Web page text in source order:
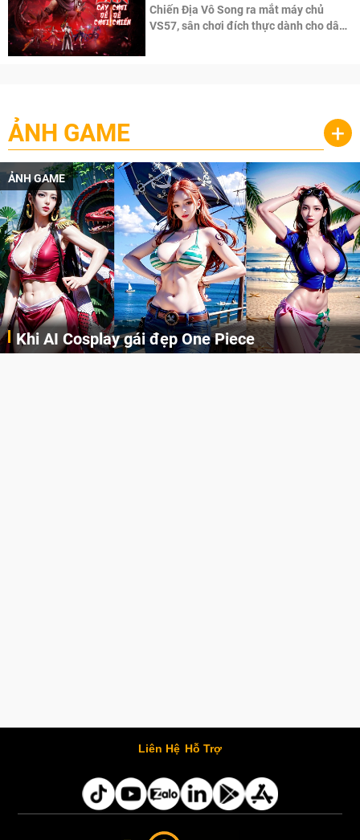
Chiến Địa Vô Song ra mắt máy chủ
VS57, sân chơi đích thực dành cho dân
ẢNH GAME +
ẢNH GAME
Khi AI Cosplay gái đẹp One Piece
Liên Hệ Hỗ Trợ